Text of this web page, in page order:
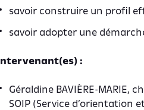
savoir construire un profil
savoir adopter une
ntervenant(es) :
Géraldine BAVIÈRE-MARIE,
SOIP (Service d’orientation